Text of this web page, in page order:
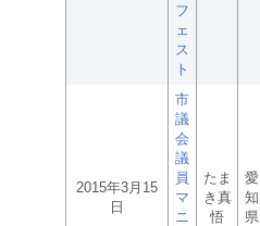
フ
ェ
ス
ト
2015年3月15
日
市
議
会
議
員
マ
ニ
たま
き真
悟
愛
知
県